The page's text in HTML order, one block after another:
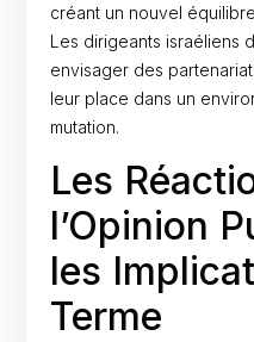
créant un nouvel
Les dirigeants israéliens
envisager des
leur place dans un
mutation.
Les
l’Opinion
les
Terme